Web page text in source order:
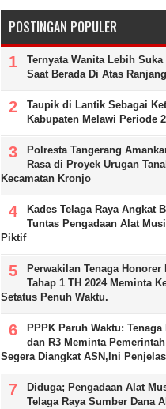
POSTINGAN POPULER
Ternyata Wanita Lebih
Saat Berada Di Atas Ranjang
Taupik di Lantik Sebagai
Kabupaten Melawi Periode
Polresta Tangerang
Rasa di Proyek Urugan
Kecamatan Kronjo
Kades Telaga Raya Angkat
Tuntas Pengadaan Alat
Piktif
Perwakilan Tenaga Honorer
Tahap 1 TH 2024 Meminta
Setatus Penuh Waktu.
PPPK Paruh Waktu: Tenaga
dan R3 Meminta
Segera Diangkat ASN,Ini
Diduga; Pengadaan Alat
Telaga Raya Sumber Dana